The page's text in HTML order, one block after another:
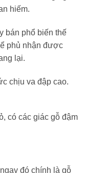
hiếm.
bán phổ biến thế
phủ nhận được
lại.
chịu va đập cao.
có các giác gỗ đậm
đó chính là gỗ